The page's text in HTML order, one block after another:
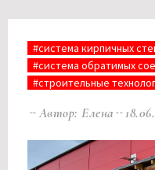
#система кирпичных
#система обратимых
#строительные
Автор: Елена